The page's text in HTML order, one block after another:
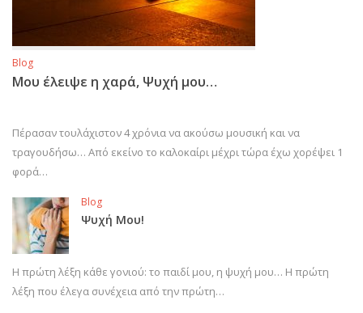
Blog
Μου έλειψε η χαρά, Ψυχή μου…
Πέρασαν τουλάχιστον 4 χρόνια να ακούσω μουσική και να
τραγουδήσω… Από εκείνο το καλοκαίρι μέχρι τώρα έχω χορέψει 1
φορά…
Blog
Ψυχή Μου!
Η πρώτη λέξη κάθε γονιού: το παιδί μου, η ψυχή μου… Η πρώτη
λέξη που έλεγα συνέχεια από την πρώτη…